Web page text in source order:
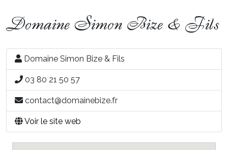
Domaine Simon Bize & Fils
Domaine Simon Bize & Fils
03 80 21 50 57
contact@domainebize.fr
Voir le site web